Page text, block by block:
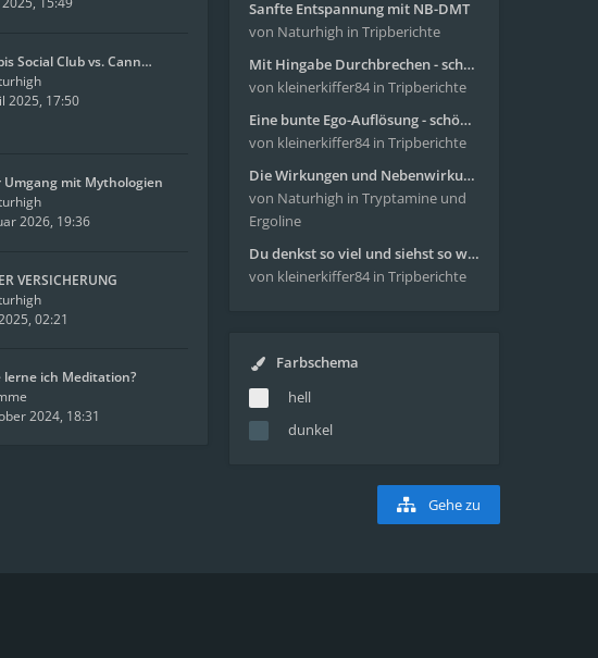
Social Club vs. Cann…
2025, 17:50
Umgang mit Mythologien
2026, 19:36
VERSICHERUNG
02:21
lerne ich Meditation?
2024, 18:31
Sanfte Entspannung mit NB-DMT
von Naturhigh in Tripberichte
Mit Hingabe Durchbrechen - schöne Reise mit 4g Pilze
von kleinerkiffer84 in Tripberichte
Eine bunte Ego-Auflösung - schöne Reise mit 4-AcO-DMT
von kleinerkiffer84 in Tripberichte
Die Wirkungen und Nebenwirkungen von LSD
von Naturhigh in Tryptamine und
Ergoline
Du denkst so viel und siehst so wenig - wunderbare Reise mit 4g Pilze
von kleinerkiffer84 in Tripberichte
Farbschema
hell
dunkel
Gehe zu